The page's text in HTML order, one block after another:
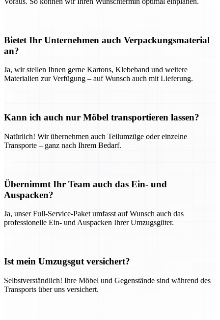
Bietet Ihr Unternehmen auch Verpackungsmaterial
an?
Ja, wir stellen Ihnen gerne Kartons, Klebeband und weitere
Materialien zur Verfügung – auf Wunsch auch mit Lieferung.
Kann ich auch nur Möbel transportieren lassen?
Natürlich! Wir übernehmen auch Teilumzüge oder einzelne
Transporte – ganz nach Ihrem Bedarf.
Übernimmt Ihr Team auch das Ein- und
Auspacken?
Ja, unser Full-Service-Paket umfasst auf Wunsch auch das
professionelle Ein- und Auspacken Ihrer Umzugsgüter.
Ist mein Umzugsgut versichert?
Selbstverständlich! Ihre Möbel und Gegenstände sind während des
Transports über uns versichert.